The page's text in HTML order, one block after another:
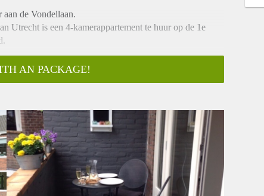
de Vondellaan.
Utrecht is een 4-kamerappartement te huur op de 1e
slaapkamers, waarvan 2 aan de voorzijde, resp.: 3.51 x
x 3.36 m. met 2 schouwen, vaste kasten, erker aan de
de achterzijde. Open eetkeuken vernieuwd in 2013.
elementen: schuif(deuren) voorzien van glas in
wel borg). Voor foto's en vragen/interesse graag
AN PACKAGE!